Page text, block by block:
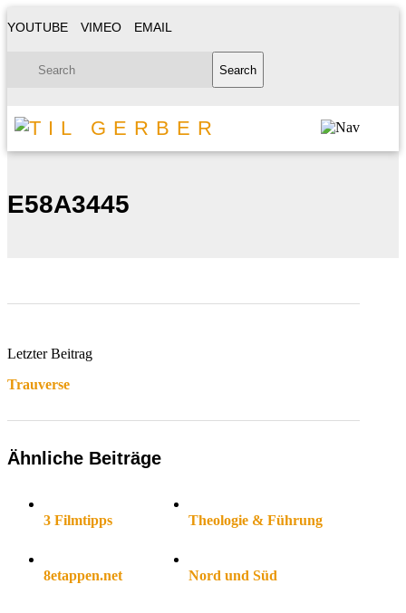
YOUTUBE VIMEO EMAIL
E58A3445
Letzter Beitrag
Trauverse
Ähnliche Beiträge
3 Filmtipps Theologie & Führung
8etappen.net Nord und Süd